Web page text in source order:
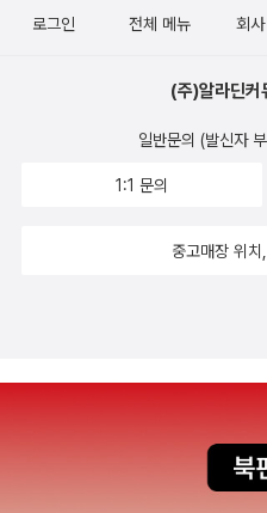
요.구름빵 손가락 인형 놀이 (팝
한솔수북(한솔교육) / 2010년 5
그려진 스티커가 들어 있다.'라는
선수 박지성 이야기도 아이들이
여름방학에 열심히 공부하면 포
래빗 첫 두뇌 계발 그림책 인데
동 누룽지 삼계탕집은 무조건 한
서 먹는 건데 4인 기준 한 테이
장해 가고 절반만 먹는다. 이집
르는지 좀 불친절한 편이다. 아씨
퇴근하면서 안과를 먼저 들러 정
발라놓은 상태에서 전화 통화를
50% 빠졌으니 두번째는 다 빠질
더 와야된단다. 우쒸... 그래도 절
니, 그녀에게 절대 기죽지 않아
드비전의 문을 두드렸고......최상
망을 실현하듯, 지구 저편에 아들
접기 <<좋은 책이란, 사람들에게
비록 2만원(지금은 3만원)이지만
로그인 전체 메뉴 회
(주)알라딘커
일반문의 (발신자
1:1 문의
중고매장 위